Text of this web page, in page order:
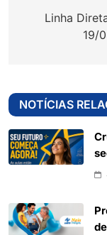
Post
Linha
19/
NOTÍCIAS